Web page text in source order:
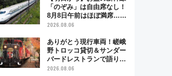
「のぞみ」は自由席なし！
8月8日午前はほぼ満席…で
も数時間ズラせば空きが見
「空席」探しのコツ
2026.08.06
ありがとう現行車両！嵯峨
野トロッコ貸切＆サンダー
バードレストランで語り合
う秋の京都 斉藤雪乃＆福
2026.08.06